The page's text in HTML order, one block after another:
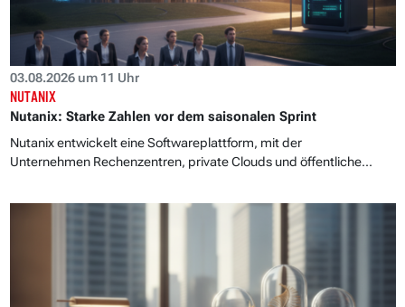
03.08.2026 um 11 Uhr
NUTANIX
Nutanix: Starke Zahlen vor dem saisonalen Sprint
Nutanix entwickelt eine Softwareplattform, mit der
Unternehmen Rechenzentren, private Clouds und öffentliche...